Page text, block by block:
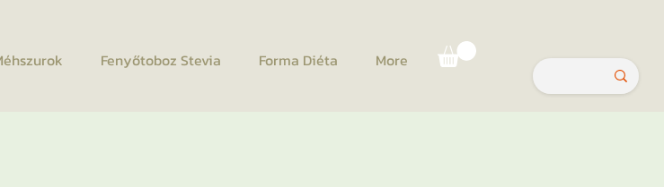
Fenyőtoboz Stevia Forma Diéta More